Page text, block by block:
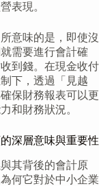
表現。
意味的是，即使沒
需要進行會計確
到錢。在現金收付
下，透過「見越
保財務報表可以更
和財務狀況。
深層意味與重要性
其背後的會計原
何它對於中小企業